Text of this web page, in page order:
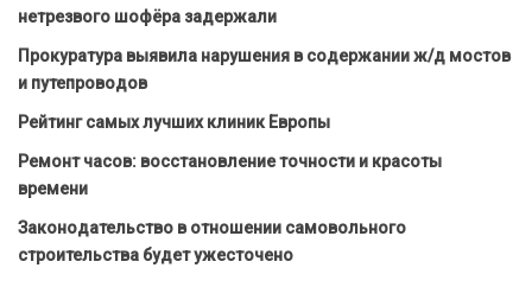
нетрезвого шофёра задержали
Прокуратура выявила нарушения в содержании ж/д мостов
и путепроводов
Рейтинг самых лучших клиник Европы
Ремонт часов: восстановление точности и красоты
времени
Законодательство в отношении самовольного
строительства будет ужесточено